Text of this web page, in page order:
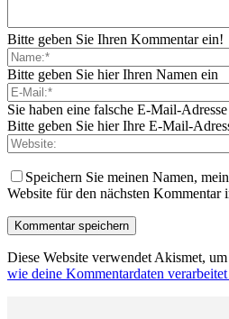
Bitte geben Sie Ihren Kommentar ein!
Bitte geben Sie hier Ihren Namen ein
Sie haben eine falsche E-Mail-
Bitte geben Sie hier Ihre E-Mail-
Speichern Sie meinen Namen,
Website für den nächsten Kommentar
Diese Website verwendet Akismet,
wie deine Kommentardaten